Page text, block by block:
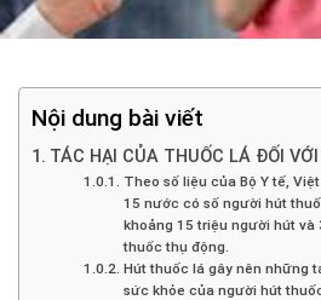
Nội dung bài viết
TÁC HẠI CỦA THUỐC LÁ ĐỐI VỚI
Theo số liệu của Bộ Y tế,
15 nước có số người hút
khoảng 15 triệu người hút
thuốc thụ động.
Hút thuốc lá gây nên những
sức khỏe của người hút